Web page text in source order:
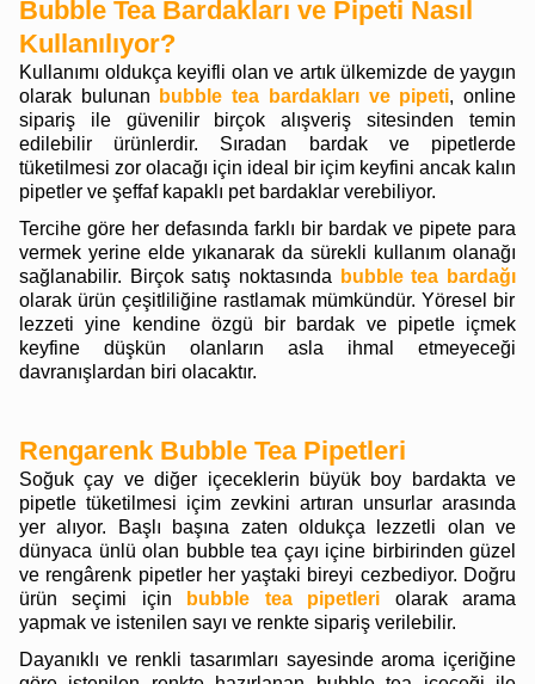
Bubble Tea Bardakları ve Pipeti Nasıl
Kullanılıyor?
Kullanımı oldukça keyifli olan ve artık ülkemizde de yaygın
olarak bulunan
bubble tea bardakları ve pipeti, online
sipariş ile güvenilir birçok alışveriş sitesinden temin
edilebilir ürünlerdir. Sıradan bardak ve pipetlerde
tüketilmesi zor olacağı için ideal bir içim keyfini ancak kalın
pipetler ve şeffaf kapaklı pet bardaklar verebiliyor.
Tercihe göre her defasında farklı bir bardak ve pipete para
vermek yerine elde yıkanarak da sürekli kullanım olanağı
sağlanabilir. Birçok satış noktasında
bubble tea bardağı
olarak ürün çeşitliliğine rastlamak mümkündür. Yöresel bir
lezzeti yine kendine özgü bir bardak ve pipetle içmek
keyfine düşkün olanların asla ihmal etmeyeceği
davranışlardan biri olacaktır.
Rengarenk Bubble Tea Pipetleri
Soğuk çay ve diğer içeceklerin büyük boy bardakta ve
pipetle tüketilmesi içim zevkini artıran unsurlar arasında
yer alıyor. Başlı başına zaten oldukça lezzetli olan ve
dünyaca ünlü olan bubble tea çayı içine birbirinden güzel
ve rengârenk pipetler her yaştaki bireyi cezbediyor. Doğru
ürün seçimi için
bubble tea pipetleri olarak arama
yapmak ve istenilen sayı ve renkte sipariş verilebilir.
Dayanıklı ve renkli tasarımları sayesinde aroma içeriğine